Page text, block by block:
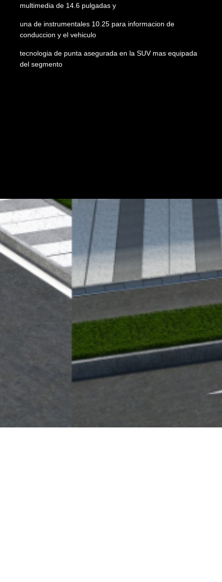
multimedia de 14.6 pulgadas y
una de instrumentales 10.25 para informacion de
conduccion y el vehiculo
tecnologia de punta asegurada en la SUV mas equipada
del segmento